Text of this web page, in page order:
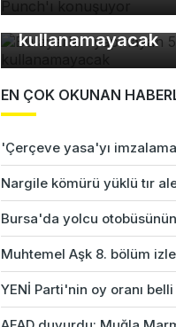
Bu ayarları
kullanamayacak
EN ÇOK OKUNAN
'Çerçeve yasa'yı
Nargile kömürü yüklü tır
Bursa'da yolcu otobüsünün
Muhtemel Aşk 8. bölüm izle
YENİ Parti'nin oy oranı